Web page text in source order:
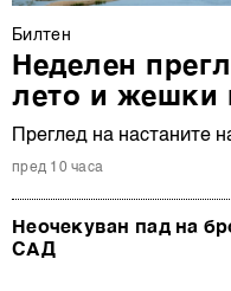
Билтен
Неделен
лето и жешки
Преглед на настаните
пред 10 часа
Неочекуван пад на
САД